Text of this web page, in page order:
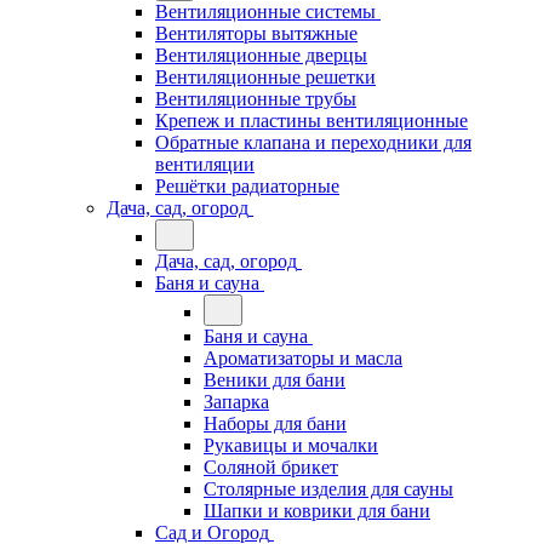
Вентиляционные системы
Вентиляторы вытяжные
Вентиляционные дверцы
Вентиляционные решетки
Вентиляционные трубы
Крепеж и пластины вентиляционные
Обратные клапана и переходники для
вентиляции
Решётки радиаторные
Дача, сад, огород
Дача, сад, огород
Баня и сауна
Баня и сауна
Ароматизаторы и масла
Веники для бани
Запарка
Наборы для бани
Рукавицы и мочалки
Соляной брикет
Столярные изделия для сауны
Шапки и коврики для бани
Сад и Огород